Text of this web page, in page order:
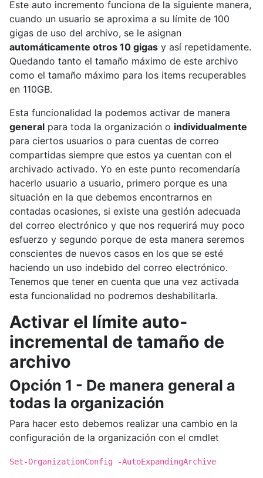
Este auto incremento funciona de la siguiente manera,
cuando un usuario se aproxima a su límite de 100
gigas de uso del archivo, se le asignan
automáticamente otros 10 gigas y así repetidamente.
Quedando tanto el tamaño máximo de este archivo
como el tamaño máximo para los items recuperables
en 110GB.
Esta funcionalidad la podemos activar de manera
general para toda la organización o individualmente
para ciertos usuarios o para cuentas de correo
compartidas siempre que estos ya cuentan con el
archivado activado. Yo en este punto recomendaría
hacerlo usuario a usuario, primero porque es una
situación en la que debemos encontrarnos en
contadas ocasiones, si existe una gestión adecuada
del correo electrónico y que nos requerirá muy poco
esfuerzo y segundo porque de esta manera seremos
conscientes de nuevos casos en los que se esté
haciendo un uso indebido del correo electrónico.
Tenemos que tener en cuenta que una vez activada
esta funcionalidad no podremos deshabilitarla.
Activar el límite auto-
incremental de tamaño de
archivo
Opción 1 - De manera general a
todas la organización
Para hacer esto debemos realizar una cambio en la
configuración de la organización con el cmdlet
Set-OrganizationConfig -AutoExpandingArchive